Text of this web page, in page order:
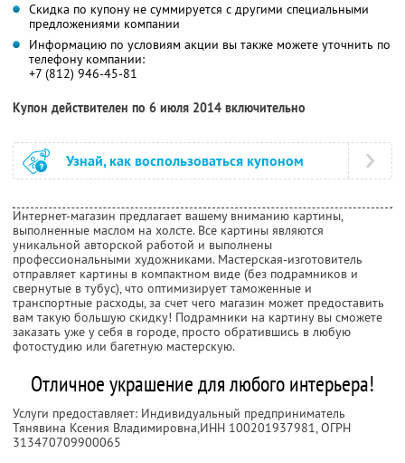
Скидка по купону не суммируется с другими специальными
предложениями компании
Информацию по условиям акции вы также можете уточнить по
телефону компании:
+7 (812) 946-45-81
Купон действителен по 6 июля 2014 включительно
Узнай, как воспользоваться купоном
Интернет-магазин предлагает вашему вниманию картины,
выполненные маслом на холсте. Все картины являются
уникальной авторской работой и выполнены
профессиональными художниками. Мастерская-изготовитель
отправляет картины в компактном виде (без подрамников и
свернутые в тубус), что оптимизирует таможенные и
транспортные расходы, за счет чего магазин может предоставить
вам такую большую скидку! Подрамники на картину вы сможете
заказать уже у себя в городе, просто обратившись в любую
фотостудию или багетную мастерскую.
Отличное украшение для любого интерьера!
Услуги предоставляет: Индивидуальный предприниматель
Тянявина Ксения Владимировна,ИНН 100201937981, ОГРН
313470709900065